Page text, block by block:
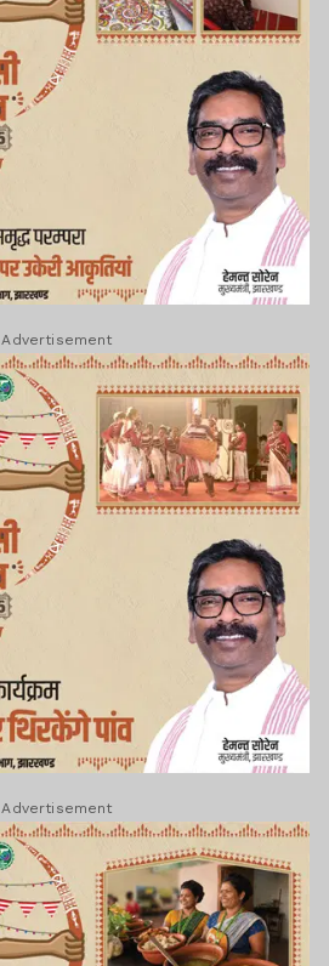
Advertisement
Advertisement